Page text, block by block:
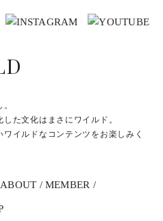
た文化はまさにワイルド。
イルドなコンテンツをお楽しみく
ABOUT MEMBER